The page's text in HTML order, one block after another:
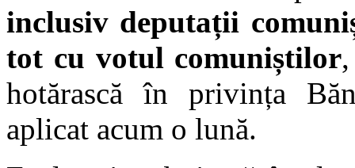
inclusiv deputații
tot cu votul comuniștilor
hotărască în privința
aplicat acum o lună.